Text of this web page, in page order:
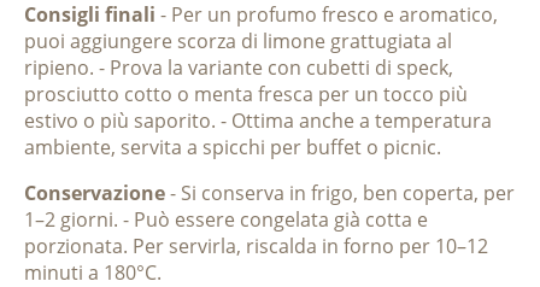
Consigli finali - Per un profumo fresco e aromatico,
puoi aggiungere scorza di limone grattugiata al
ripieno. - Prova la variante con cubetti di speck,
prosciutto cotto o menta fresca per un tocco più
estivo o più saporito. - Ottima anche a temperatura
ambiente, servita a spicchi per buffet o picnic.
Conservazione- Si conserva in frigo, ben coperta, per
1–2 giorni. - Può essere congelata già cotta e
porzionata. Per servirla, riscalda in forno per 10–12
minuti a 180°C.